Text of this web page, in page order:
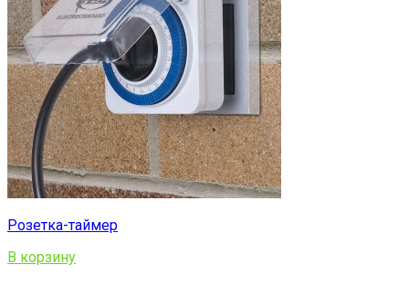
Розетка-таймер
В корзину